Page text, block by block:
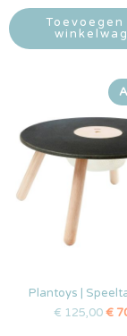
Toevoegen
Plantoys |
€ 125,00 €